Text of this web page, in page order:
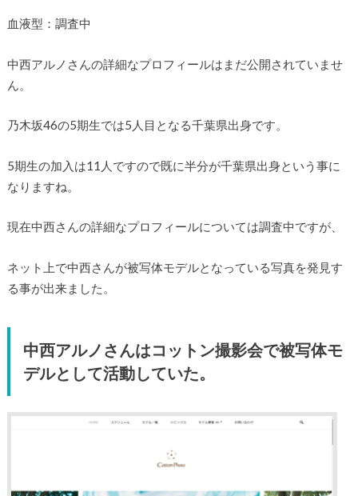
血液型：調査中
中西アルノさんの詳細なプロフィールはまだ公開されていませ
ん。
乃木坂46の5期生では5人目となる千葉県出身です。
5期生の加入は11人ですので既に半分が千葉県出身という事に
なりますね。
現在中西さんの詳細なプロフィールについては調査中ですが、
ネット上で中西さんが被写体モデルとなっている写真を発見す
る事が出来ました。
中西アルノさんはコットン撮影会で被写体モ
デルとして活動していた。